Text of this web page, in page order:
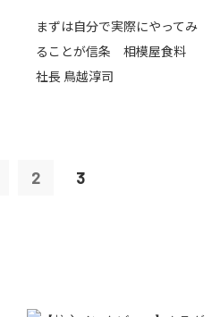
まずは自分で実際にやってみ
ることが信条 相模屋食料
社長 鳥越淳司
2 3